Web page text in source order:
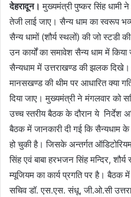
देहरादून। मुख्यमंत्री पुष्कर सिंह धामी
तेजी लाई जाए। सैन्य धाम का स्वरूप
सैन्य धामों (शौर्य स्थलों) की जो स्टडी
उन कार्यों का समावेश सैन्य धाम में
सैन्यधाम में उत्तराखण्ड की झलक
मानसखण्ड की थीम पर आधारित क्या
दिया जाए। मुख्यमंत्री ने मंगलवार को
उच्च स्तरीय बैठक के दौरान ये निर्देश
बैठक में जानकारी दी गई कि सैन्यधाम के
हो चुकी है। जिसके अन्तर्गत
सिंह एवं बाबा हरभजन सिंह मन्दिर,
म्यूजियम का कार्य प्रगति पर है।
सचिव डॉ. एस.एस. संधू, जी.ओ.सी